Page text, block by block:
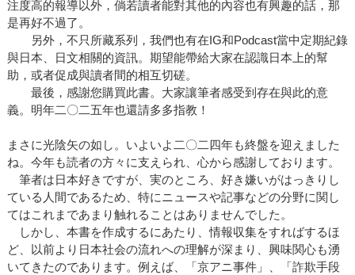
注度高的報導以外，倘若讀者能對其他的內容也有興趣的話，那
是再好不過了。
另外，不只所藏系列，我們也有在IG和Podcast當中定期紀錄
與日本、日文相關的資訊。期望能帶給大家在認識日本上的幫
助，或者促成與讀者間的相互切磋。
最後，感謝您購買此書。大家讓筆者感受到存在與此的意
義。明年二〇二五年也還請多多指教！
まさに光陰矢の如し。いよいよ二〇二四年も終盤を迎えました
ね。今年も読者の方々に支えられ、心から感謝しております。
筆者は日本好きですが、実のところ、好き嫌いがはっきりし
ている人間であるため、特にニュースや記事などの分野に関し
てはこれまであまり触れることはありませんでした。
しかし、本書を作成するにあたり、情報収集をすればするほ
ど、以前より日本社会の流れへの理解が深まり、興味関心も湧
いてきたのであります。例えば、「京アニ事件」、「詐欺手段